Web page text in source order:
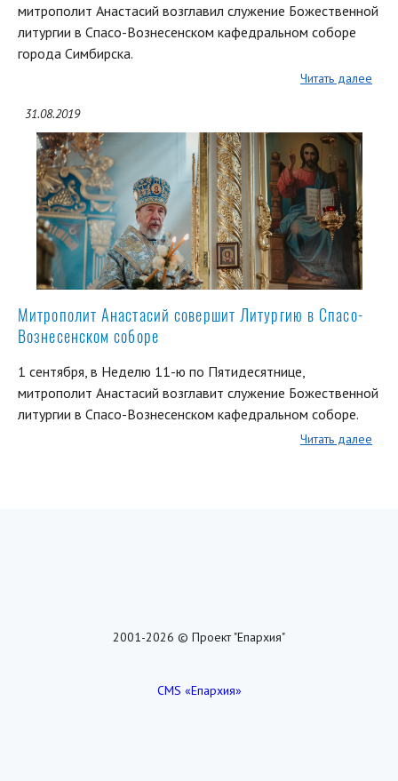
митрополит Анастасий возглавил служение Божественной
литургии в Спасо-Вознесенском кафедральном соборе
города Симбирска.
Читать далее
31.08.2019
Митрополит Анастасий совершит Литургию в Спасо-
Вознесенском соборе
1 сентября, в Неделю 11-ю по Пятидесятнице,
митрополит Анастасий возглавит служение Божественной
литургии в Спасо-Вознесенском кафедральном соборе.
Читать далее
2001-2026 © Проект "Епархия"
CMS «Епархия»